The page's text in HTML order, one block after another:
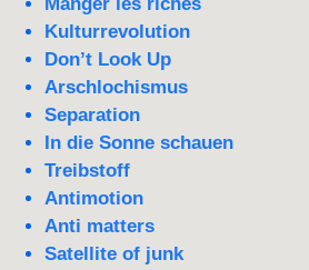
Kulturrevolution
Don’t Look Up
Arschlochismus
Separation
In die Sonne schauen
Treibstoff
Antimotion
Anti matters
Satellite of junk